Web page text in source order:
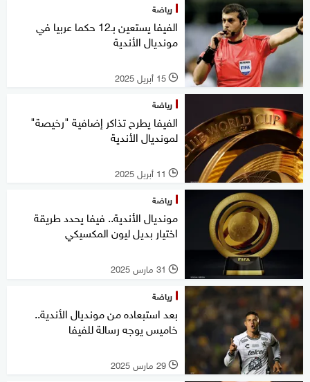
رياضة
الفيفا يستعين بـ12 حكما عربيا في
مونديال الأندية
l 15 أبريل 2025
رياضة
الفيفا يطرح تذاكر إضافية "رخيصة"
لمونديال الأندية
l 11 أبريل 2025
رياضة
مونديال الأندية.. فيفا يحدد طريقة
اختيار بديل ليون المكسيكي
l 31 مارس 2025
رياضة
بعد استبعاده من مونديال الأندية..
خاميس يوجه رسالة للفيفا
l 29 مارس 2025